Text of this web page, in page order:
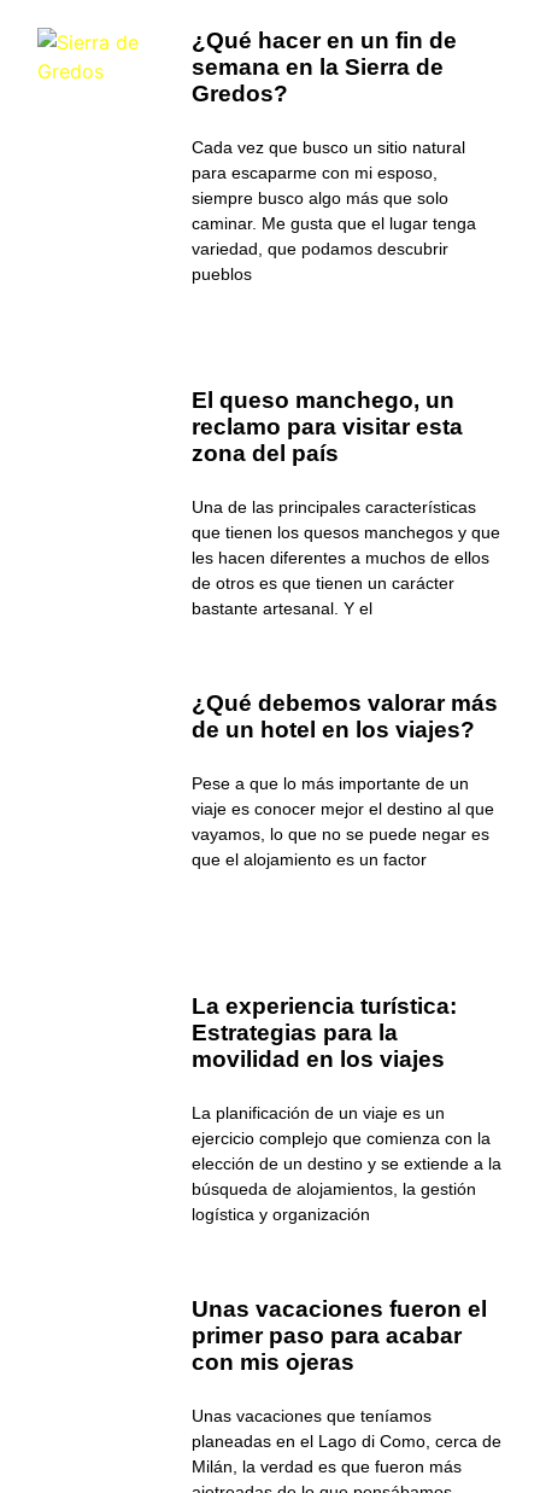
¿Qué hacer en un fin de
semana en la Sierra de
Gredos?
Cada vez que busco un sitio natural
para escaparme con mi esposo,
siempre busco algo más que solo
caminar. Me gusta que el lugar tenga
variedad, que podamos descubrir
pueblos
El queso manchego, un
reclamo para visitar esta
zona del país
Una de las principales características
que tienen los quesos manchegos y que
les hacen diferentes a muchos de ellos
de otros es que tienen un carácter
bastante artesanal. Y el
¿Qué debemos valorar más
de un hotel en los viajes?
Pese a que lo más importante de un
viaje es conocer mejor el destino al que
vayamos, lo que no se puede negar es
que el alojamiento es un factor
La experiencia turística:
Estrategias para la
movilidad en los viajes
La planificación de un viaje es un
ejercicio complejo que comienza con la
elección de un destino y se extiende a la
búsqueda de alojamientos, la gestión
logística y organización
Unas vacaciones fueron el
primer paso para acabar
con mis ojeras
Unas vacaciones que teníamos
planeadas en el Lago di Como, cerca de
Milán, la verdad es que fueron más